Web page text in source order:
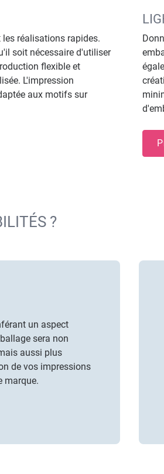
réalisations rapides.
soit nécessaire d'utiliser
flexible et
L'impression
aux motifs sur
?
un aspect
sera non
aussi plus
de vos impressions
marque.